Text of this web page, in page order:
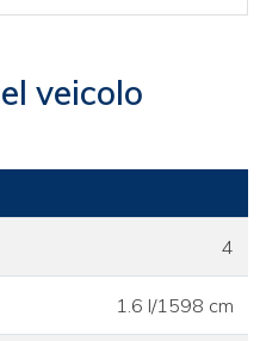
veicolo
4
1.6 l/1598 cm